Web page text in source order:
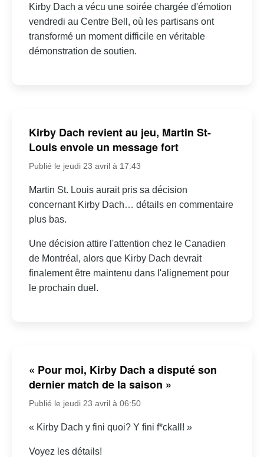
Kirby Dach a vécu une soirée chargée d'émotion
vendredi au Centre Bell, où les partisans ont
transformé un moment difficile en véritable
démonstration de soutien.
Kirby Dach revient au jeu, Martin St-
Louis envoie un message fort
Publié le jeudi 23 avril à 17:43
Martin St. Louis aurait pris sa décision
concernant Kirby Dach… détails en commentaire
plus bas.
Une décision attire l'attention chez le Canadien
de Montréal, alors que Kirby Dach devrait
finalement être maintenu dans l'alignement pour
le prochain duel.
« Pour moi, Kirby Dach a disputé son
dernier match de la saison »
Publié le jeudi 23 avril à 06:50
« Kirby Dach y fini quoi? Y fini f*ckall! »
Voyez les détails!